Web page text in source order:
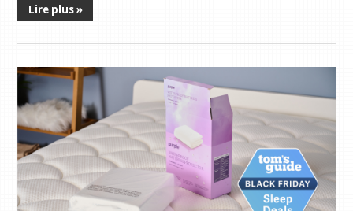
Lire plus »